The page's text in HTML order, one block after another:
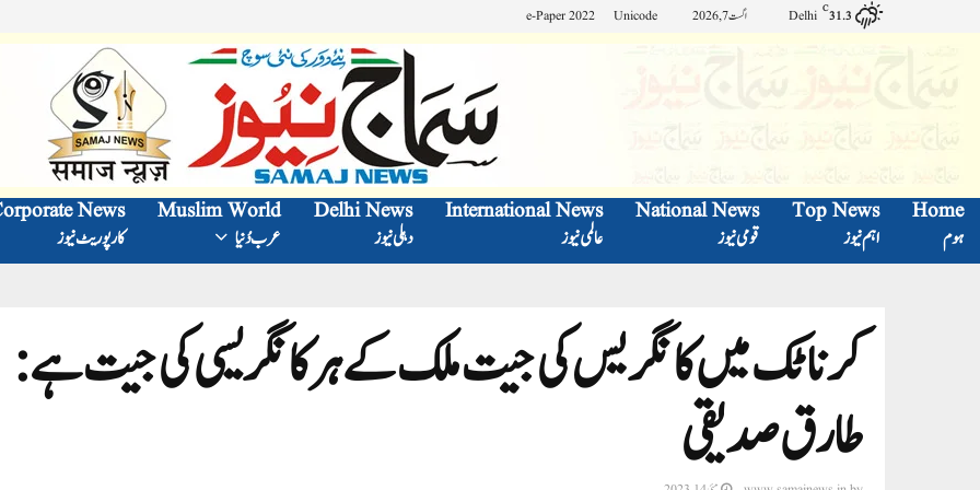
31.3
C
Delhi اگست 7, 2026 Unicode
e-Paper 2022
Home
ہوم
Top News
اہم نیوز
National News
قومی نیوز
International News
عالمی نیوز
Delhi News
دہلی نیوز
Muslim World
عرب دُنیا
News
کارپوریٹ نیوز
کرناٹک میں کانگریس کی جیت ملک کے ہر کانگریسی کی جیت ہے:
طارق صدیقی